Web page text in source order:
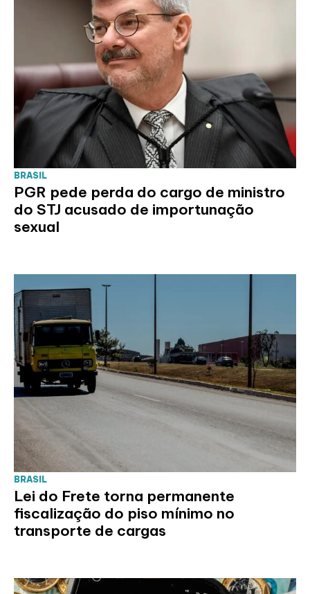
BRASIL
PGR pede perda do cargo de ministro
do STJ acusado de importunação
sexual
BRASIL
Lei do Frete torna permanente
fiscalização do piso mínimo no
transporte de cargas